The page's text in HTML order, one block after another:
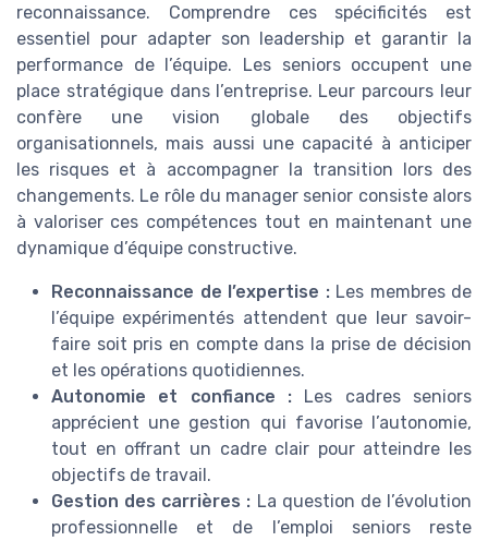
reconnaissance. Comprendre ces spécificités est
essentiel pour adapter son leadership et garantir la
performance de l’équipe. Les seniors occupent une
place stratégique dans l’entreprise. Leur parcours leur
confère une vision globale des objectifs
organisationnels, mais aussi une capacité à anticiper
les risques et à accompagner la transition lors des
changements. Le rôle du manager senior consiste alors
à valoriser ces compétences tout en maintenant une
dynamique d’équipe constructive.
Reconnaissance de l’expertise :Les membres de
l’équipe expérimentés attendent que leur savoir-
faire soit pris en compte dans la prise de décision
et les opérations quotidiennes.
Autonomie et confiance : Les cadres seniors
apprécient une gestion qui favorise l’autonomie,
tout en offrant un cadre clair pour atteindre les
objectifs de travail.
Gestion des carrières : La question de l’évolution
professionnelle et de l’emploi seniors reste